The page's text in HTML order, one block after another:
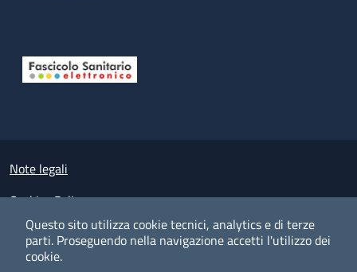
Questo sito utilizza cookie tecnici, analytics e di terze
parti. Proseguendo nella navigazione accetti l'utilizzo dei
cookie.
Small prints
Note legali
Cookies Policy
Policy privacy e protezione del dato personale
Albo pretorio on-line